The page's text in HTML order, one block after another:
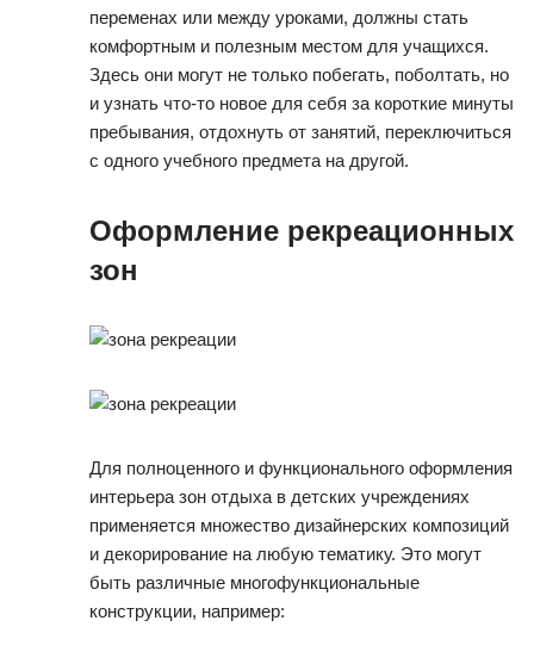
переменах или между уроками, должны стать
комфортным и полезным местом для учащихся.
Здесь они могут не только побегать, поболтать, но
и узнать что-то новое для себя за короткие минуты
пребывания, отдохнуть от занятий, переключиться
с одного учебного предмета на другой.
Оформление рекреационных
зон
Для полноценного и функционального оформления
интерьера зон отдыха в детских учреждениях
применяется множество дизайнерских композиций
и декорирование на любую тематику. Это могут
быть различные многофункциональные
конструкции, например: